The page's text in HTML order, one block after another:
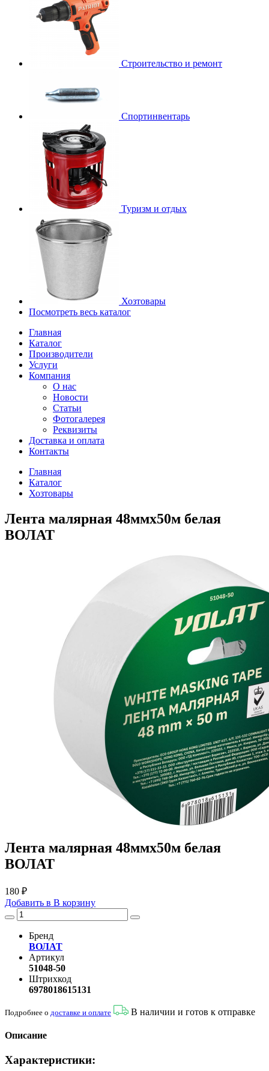
Строительство и ремонт
Спортинвентарь
Туризм и отдых
Хозтовары
Посмотреть весь каталог
Главная
Каталог
Производители
Услуги
Компания
О нас
Новости
Статьи
Фотогалерея
Реквизиты
Доставка и оплата
Контакты
Главная
Каталог
Хозтовары
Лента малярная 48ммх50м белая
ВОЛАТ
Лента малярная 48ммх50м белая
ВОЛАТ
180 ₽
Добавить в В корзину
Бренд
ВОЛАТ
Артикул
51048-50
Штрихкод
6978018615131
Подробнее о доставке и оплате В наличии и готов к отправке
Описание
Характеристики: